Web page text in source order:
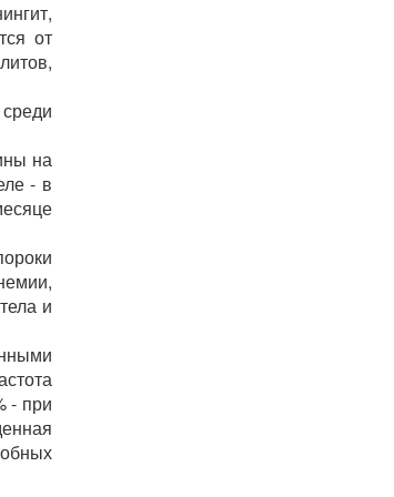
от
на
- в
и
- при